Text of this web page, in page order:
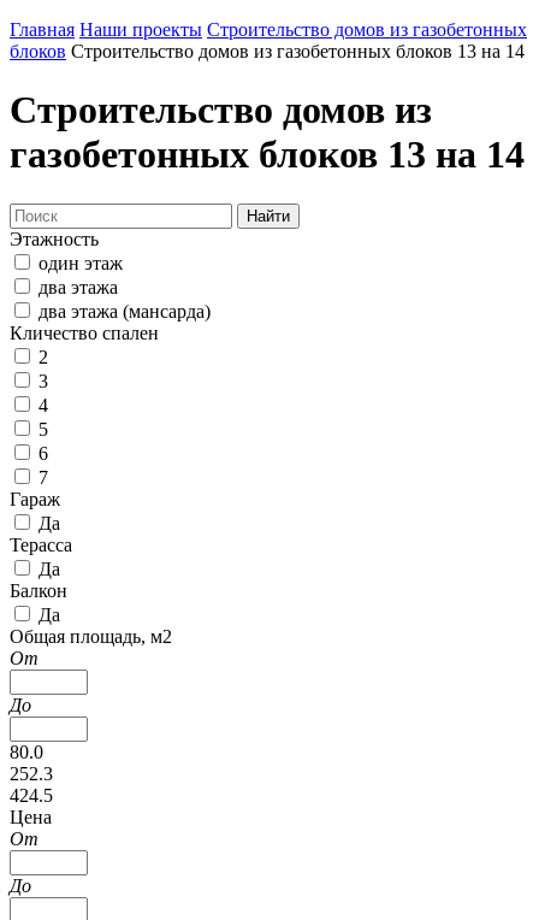
Главная Наши проекты Строительство домов из газобетонных
блоков Строительство домов из газобетонных блоков 13 на 14
Строительство домов из
газобетонных блоков 13 на 14
Найти
Этажность
один этаж
два этажа
два этажа (мансарда)
Кличество спален
2
3
4
5
6
7
Гараж
Да
Терасса
Да
Балкон
Да
Общая площадь, м2
От
До
80.0
252.3
424.5
Цена
От
До